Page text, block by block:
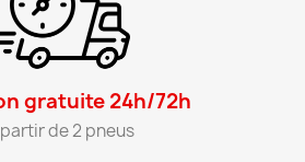
gratuite 24h/72h​
de 2 pneus​